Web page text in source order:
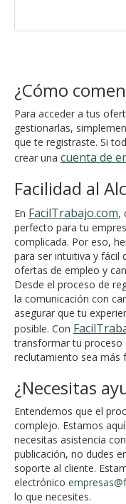
¿Cómo
Para acceder a tus
gestionarlas,
que te registraste. Si
crear una cuenta de
Facilidad al
En FacilTrabajo.com,
perfecto para tu
complicada. Por eso,
para ser intuitiva y fácil
ofertas de empleo y
Desde el proceso de
la comunicación con
asegurar que tu
posible. Con
transformar tu proceso
reclutamiento sea más
¿Necesitas
Entendemos que el
complejo. Estamos
necesitas asistencia
publicación, no dudes
soporte al cliente.
electrónico
lo que necesites.